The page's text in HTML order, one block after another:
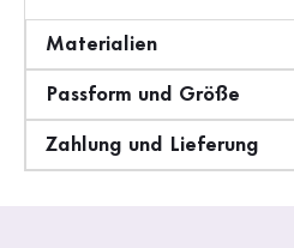
Materialien
Passform und Größe
Zahlung und Lieferung